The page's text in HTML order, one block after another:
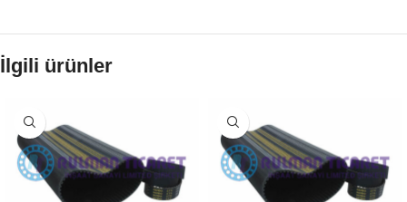
İlgili ürünler